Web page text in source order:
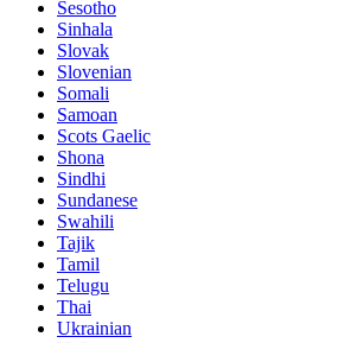
Sesotho
Sinhala
Slovak
Slovenian
Somali
Samoan
Scots Gaelic
Shona
Sindhi
Sundanese
Swahili
Tajik
Tamil
Telugu
Thai
Ukrainian